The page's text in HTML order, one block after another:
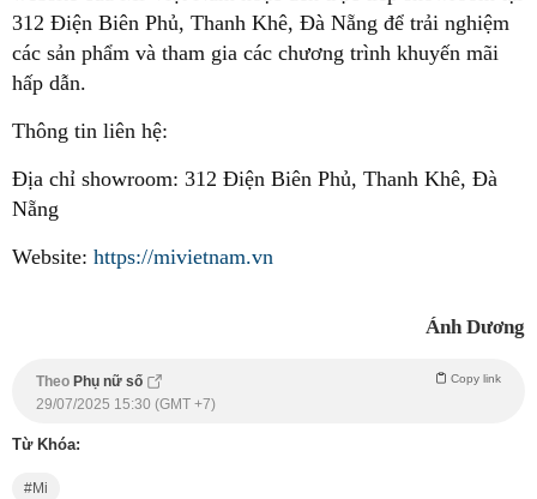
312 Điện Biên Phủ, Thanh Khê, Đà Nẵng để trải nghiệm
các sản phẩm và tham gia các chương trình khuyến mãi
hấp dẫn.
Thông tin liên hệ:
Địa chỉ showroom: 312 Điện Biên Phủ, Thanh Khê, Đà
Nẵng
Website: https://mivietnam.vn
Ánh Dương
Theo Phụ nữ số Copy link
29/07/2025 15:30 (GMT +7)
Từ Khóa:
Mi